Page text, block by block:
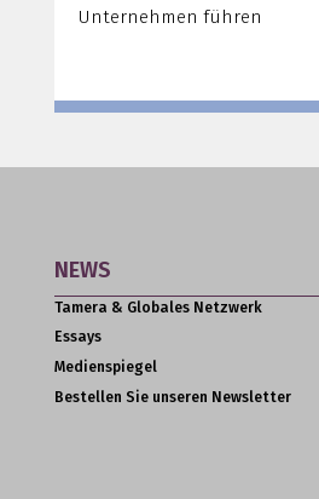
Unternehmen führen
NEWS
Tamera & Globales Netzwerk
Essays
Medienspiegel
Bestellen Sie unseren Newsletter